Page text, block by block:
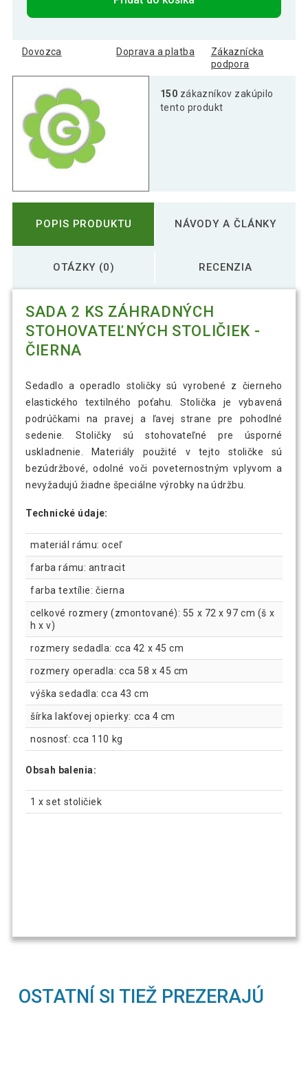
Dovozca Doprava a platba
Zákaznícka
podpora
150 zákazníkov zakúpilo
tento produkt
POPIS PRODUKTU NÁVODY A ČLÁNKY
OTÁZKY (0) RECENZIA
SADA 2 KS ZÁHRADNÝCH
STOHOVATEĽNÝCH STOLIČIEK -
ČIERNA
Sedadlo a operadlo stoličky sú vyrobené z čierneho
elastického textilného poťahu. Stolička je vybavená
podrúčkami na pravej a ľavej strane pre pohodlné
sedenie. Stoličky sú stohovateľné pre úsporné
uskladnenie. Materiály použité v tejto stoličke sú
bezúdržbové, odolné voči poveternostným vplyvom a
nevyžadujú žiadne špeciálne výrobky na údržbu.
Technické údaje:
materiál rámu: oceľ
farba rámu: antracit
farba textílie: čierna
celkové rozmery (zmontované): 55 x 72 x 97 cm (š x
h x v)
rozmery sedadla: cca 42 x 45 cm
rozmery operadla: cca 58 x 45 cm
výška sedadla: cca 43 cm
šírka lakťovej opierky: cca 4 cm
nosnosť: cca 110 kg
Obsah balenia:
1 x set stoličiek
OSTATNÍ SI TIEŽ PREZERAJÚ